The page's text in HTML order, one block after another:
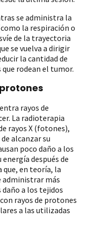
se administra la
la respiración o
de la trayectoria
se vuelva a dirigir
la cantidad de
rodean el tumor.
rayos de
La radioterapia
rayos X (fotones),
alcanzar su
poco daño a los
después de
en teoría, la
administrar más
a los tejidos
rayos de protones
a las utilizadas